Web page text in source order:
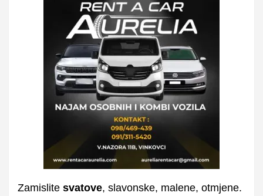
Zamislite svatove, slavonske, malene, otmjene.